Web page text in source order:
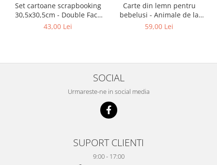
Set cartoane scrapbooking
30,5х30,5cm - Double Face
Christmas Patchwork
43,00 Lei
Carte din lemn pentru
bebelusi - Animale de la
zoo, Haba
59,00 Lei
SOCIAL
Urmareste-ne in social media
SUPORT CLIENTI
9:00 - 17:00